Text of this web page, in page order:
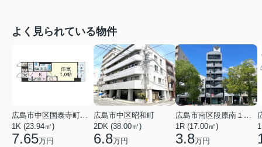
よく見られている物件
1K (23.94㎡)
7.65万円
広島市中区昭和町
2DK (38.00㎡)
6.8万円
1R (17.00㎡)
3.8万円